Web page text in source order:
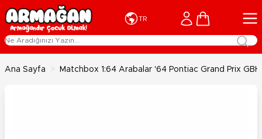
İçeriğe geç
TR Cart
Ana Sayfa > Matchbox 1:64 Arabalar '64 Pontiac Grand Prix